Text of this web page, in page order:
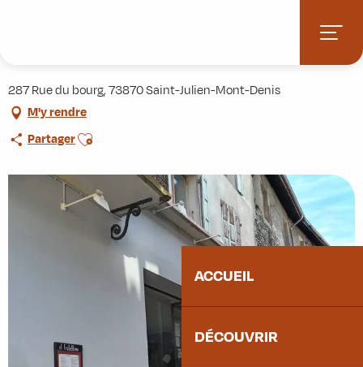
ACCUEIL
DÉCOUVRIR
287 Rue du bourg, 73870 Saint-Julien-Mont-Denis
M'y rendre
PartagerAjouter aux favoris